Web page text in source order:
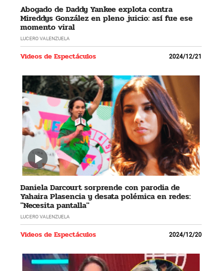
Abogado de Daddy Yankee explota contra
Mireddys González en pleno juicio: así fue ese
momento viral
LUCERO VALENZUELA
Videos de Espectáculos 2024/12/21
Daniela Darcourt sorprende con parodia de
Yahaira Plasencia y desata polémica en redes:
"Necesita pantalla"
LUCERO VALENZUELA
Videos de Espectáculos 2024/12/20